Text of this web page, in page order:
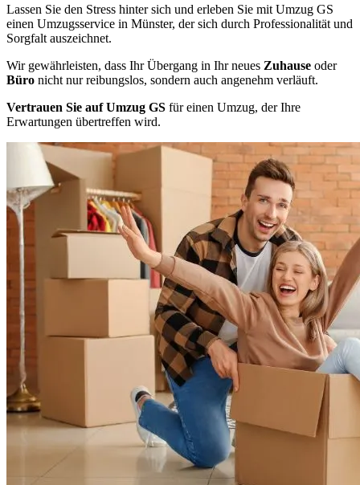
Lassen Sie den Stress hinter sich und erleben Sie mit Umzug GS
einen Umzugsservice in Münster, der sich durch Professionalität und
Sorgfalt auszeichnet.
Wir gewährleisten, dass Ihr Übergang in Ihr neues Zuhause oder
Büro nicht nur reibungslos, sondern auch angenehm verläuft.
Vertrauen Sie auf Umzug GS für einen Umzug, der Ihre
Erwartungen übertreffen wird.